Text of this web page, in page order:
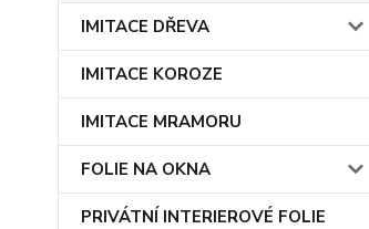
IMITACE DŘEVA
IMITACE KOROZE
IMITACE MRAMORU
FOLIE NA OKNA
PRIVÁTNÍ INTERIEROVÉ FOLIE